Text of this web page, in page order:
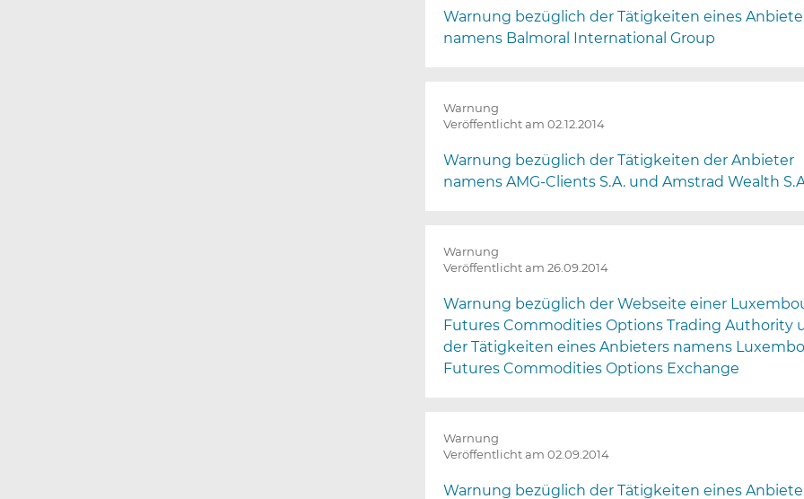
Warnung bezüglich der Tätigkeiten eines
namens Balmoral International Group
Warnung
Veröffentlicht am 02.12.2014
Warnung bezüglich der Tätigkeiten der Anbieter
namens AMG-Clients S.A. und Amstrad Wealth
Warnung
Veröffentlicht am 26.09.2014
Warnung bezüglich der Webseite einer
Futures Commodities Options Trading Authority
der Tätigkeiten eines Anbieters namens
Futures Commodities Options Exchange
Warnung
Veröffentlicht am 02.09.2014
Warnung bezüglich der Tätigkeiten eines